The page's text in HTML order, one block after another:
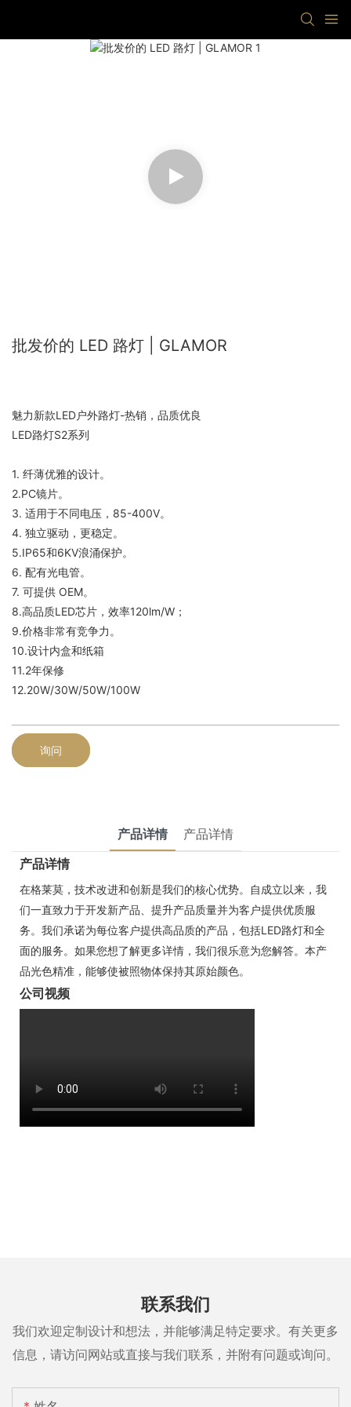
批发价的 LED 路灯 | GLAMOR
魅力新款LED户外路灯-热销，品质优良
LED路灯S2系列
1. 纤薄优雅的设计。
2.PC镜片。
3. 适用于不同电压，85-400V。
4. 独立驱动，更稳定。
5.IP65和6KV浪涌保护。
6. 配有光电管。
7. 可提供 OEM。
8.高品质LED芯片，效率120lm/W；
9.价格非常有竞争力。
10.设计内盒和纸箱
11.2年保修
12.20W/30W/50W/100W
询问
产品详情
产品详情
产品详情
在格莱莫，技术改进和创新是我们的核心优势。自成立以来，我
们一直致力于开发新产品、提升产品质量并为客户提供优质服
务。我们承诺为每位客户提供高品质的产品，包括LED路灯和全
面的服务。如果您想了解更多详情，我们很乐意为您解答。本产
品光色精准，能够使被照物体保持其原始颜色。
公司视频
联系我们
我们欢迎定制设计和想法，并能够满足特定要求。有关更多
信息，请访问网站或直接与我们联系，并附有问题或询问。